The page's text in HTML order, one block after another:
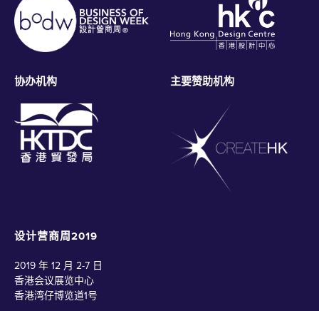
bodwreg2019@connexustravel.com
新推广
协办机构 主要赞助机构
设计营商周2019
2019 年 12 月 2-7 日
香港会议展览中心
香港湾仔博览道1号